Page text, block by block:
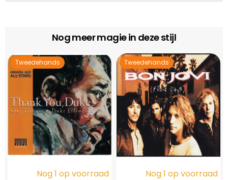
Nog meer magie in deze stijl
Tweedehands
Nog 1 op voorraad
Tweedehands
Nog 1 op voorraad